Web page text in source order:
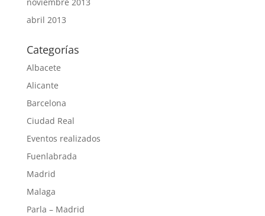
noviembre 2013
abril 2013
Categorías
Albacete
Alicante
Barcelona
Ciudad Real
Eventos realizados
Fuenlabrada
Madrid
Malaga
Parla – Madrid